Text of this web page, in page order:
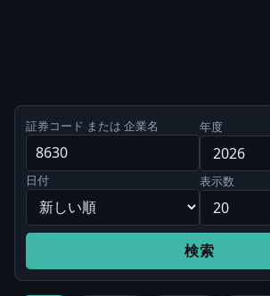
証券コード または 企業名 年度
日付 表示数
検索